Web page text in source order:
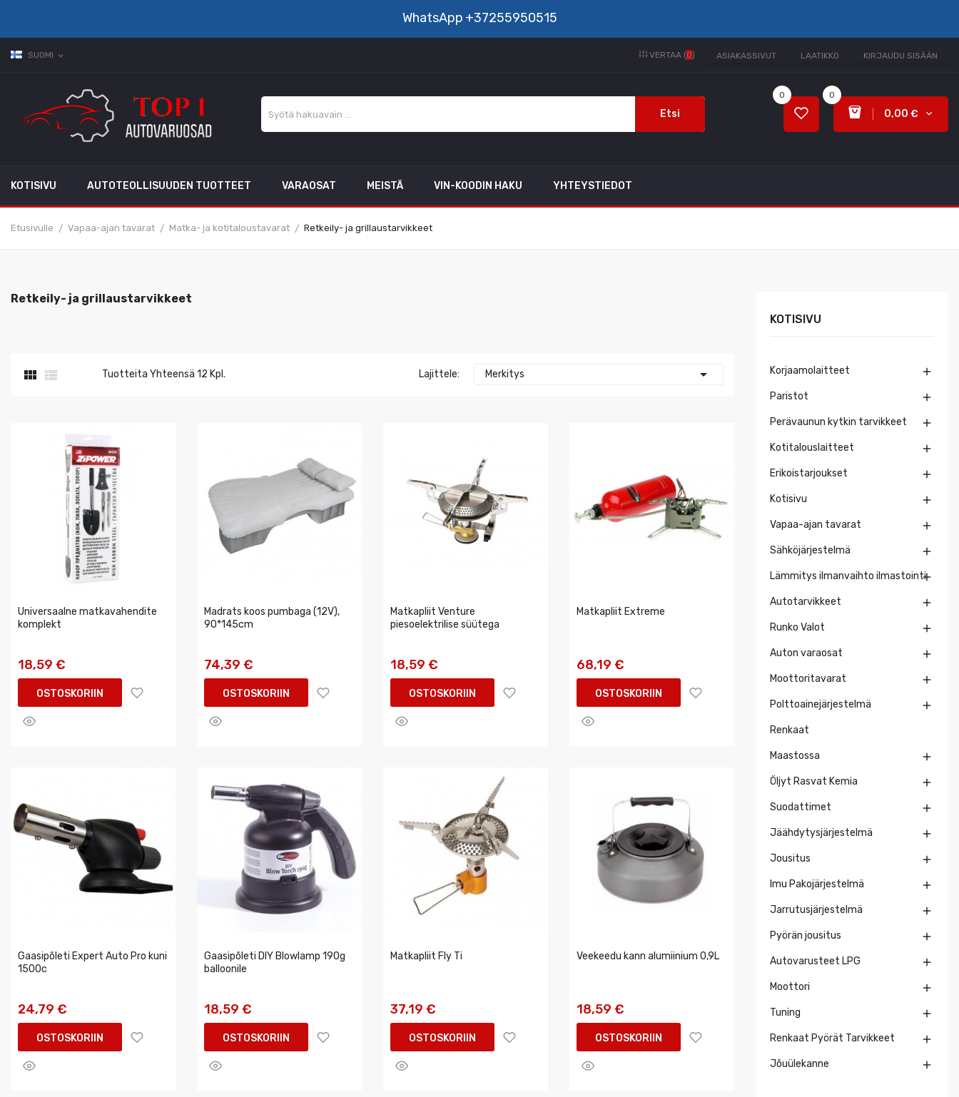
WhatsApp +37255950515
SUOMI expand_more ASIAKASSIVUT LAATIKKO KIRJAUDU SISÄÄN
VERTAA (0)
Etsi
0
0,00 €
0
KOTISIVU AUTOTEOLLISUUDEN TUOTTEET VARAOSAT MEISTÄ VIN-KOODIN HAKU YHTEYSTIEDOT
Etusivulle Vapaa-ajan tavarat Matka- ja kotitaloustavarat Retkeily- ja grillaustarvikkeet
Retkeily- ja grillaustarvikkeet
  Tuotteita Yhteensä 12 Kpl. Lajittele: Merkitys 
Universaalne matkavahendite
komplekt
18,59 €
OSTOSKORIIN
Madrats koos pumbaga (12V),
90*145cm
74,39 €
OSTOSKORIIN
Matkapliit Venture
piesoelektrilise süütega
18,59 €
OSTOSKORIIN
Matkapliit Extreme
68,19 €
OSTOSKORIIN
Gaasipõleti Expert Auto Pro kuni
1500c
24,79 €
OSTOSKORIIN
Gaasipõleti DIY Blowlamp 190g
balloonile
18,59 €
OSTOSKORIIN
Matkapliit Fly Ti
37,19 €
OSTOSKORIIN
Veekeedu kann alumiinium 0,9L
18,59 €
OSTOSKORIIN
KOTISIVU
Korjaamolaitteet 
Paristot 
Perävaunun kytkin tarvikkeet 
Kotitalouslaitteet 
Erikoistarjoukset 
Kotisivu 
Vapaa-ajan tavarat 
Sähköjärjestelmä 
Lämmitys ilmanvaihto ilmastointi
Autotarvikkeet 
Runko Valot 
Auton varaosat 
Moottoritavarat 
Polttoainejärjestelmä 
Renkaat
Maastossa 
Öljyt Rasvat Kemia 
Suodattimet 
Jäähdytysjärjestelmä 
Jousitus 
Imu Pakojärjestelmä 
Jarrutusjärjestelmä 
Pyörän jousitus 
Autovarusteet LPG 
Moottori 
Tuning 
Renkaat Pyörät Tarvikkeet 
Jõuülekanne 